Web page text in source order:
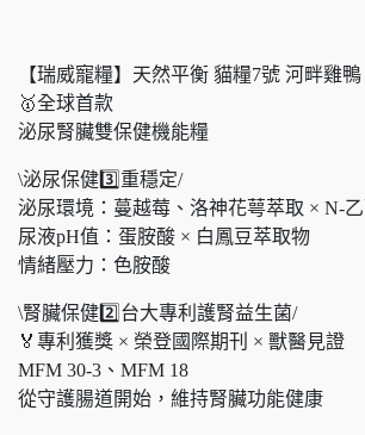
【瑞威寵糧】天然平衡 貓糧7號 河畔雞
🥇全球首款​​
泌尿腎臟雙保健機能糧​​
\泌尿保健3️⃣重穩定/
泌尿環境：蔓越莓、洛神花萼萃取 × N-
尿液pH值：蛋胺酸 × 白鳳豆萃取物
情緒壓力：色胺酸
\腎臟保健2️⃣台大專利護腎益生菌/
🏅專利獲獎 × 榮登國際期刊 × 獸醫見證
MFM 30-3、MFM 18
從守護腸道開始，維持腎臟功能健康